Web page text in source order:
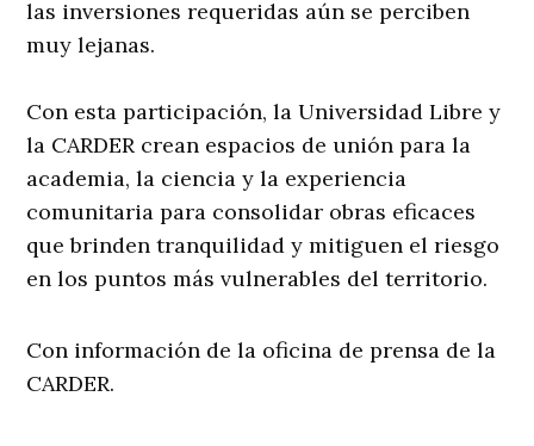
las inversiones requeridas aún se perciben
muy lejanas.
Con esta participación, la Universidad Libre y
la CARDER crean espacios de unión para la
academia, la ciencia y la experiencia
comunitaria para consolidar obras eficaces
que brinden tranquilidad y mitiguen el riesgo
en los puntos más vulnerables del territorio.
Con información de la oficina de prensa de la
CARDER.